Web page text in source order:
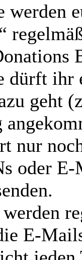
werden
dürft ihr
geht
nur
oder
E-